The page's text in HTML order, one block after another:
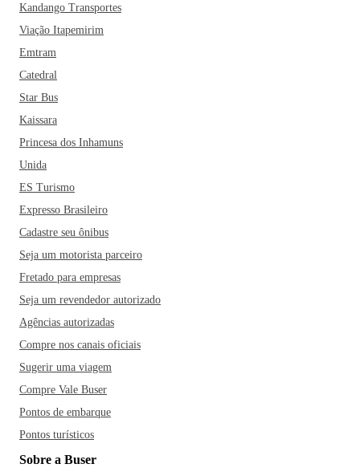
Kandango Transportes
Viação Itapemirim
Emtram
Catedral
Star Bus
Kaissara
Princesa dos Inhamuns
Unida
ES Turismo
Expresso Brasileiro
Cadastre seu ônibus
Seja um motorista parceiro
Fretado para empresas
Seja um revendedor autorizado
Agências autorizadas
Compre nos canais oficiais
Sugerir uma viagem
Compre Vale Buser
Pontos de embarque
Pontos turísticos
Sobre a Buser